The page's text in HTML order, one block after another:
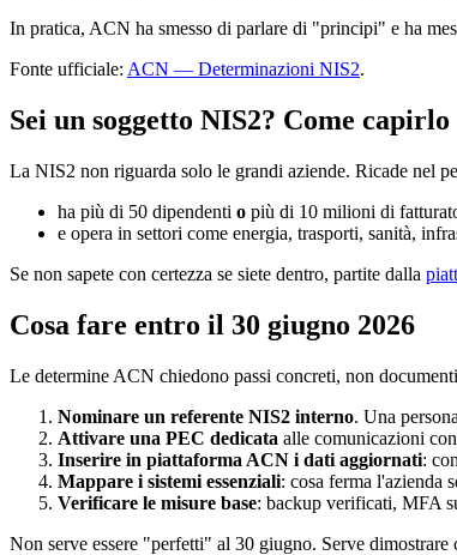
In pratica, ACN ha smesso di parlare di "principi" e ha
Fonte ufficiale: ACN — Determinazioni NIS2.
Sei un soggetto NIS2? Come capirlo
La NIS2 non riguarda solo le grandi aziende. Ricade nel
ha più di 50 dipendenti o più di 10 milioni di
e opera in settori come energia, trasporti, sanità,
Se non sapete con certezza se siete dentro, partite dalla
Cosa fare entro il 30 giugno 2026
Le determine ACN chiedono passi concreti, non
Nominare un referente NIS2 interno. Una
Attivare una PEC dedicata alle comunicazioni
Inserire in piattaforma ACN i dati aggiornati:
Mappare i sistemi essenziali: cosa ferma l'azienda
Verificare le misure base: backup verificati, MFA
Non serve essere "perfetti" al 30 giugno. Serve dimostrare